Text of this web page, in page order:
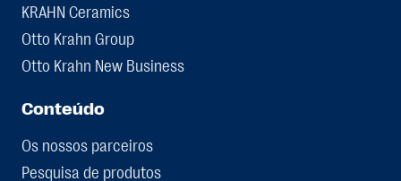
KRAHN Ceramics
Otto Krahn Group
Otto Krahn New Business
Conteúdo
Os nossos parceiros
Pesquisa de produtos